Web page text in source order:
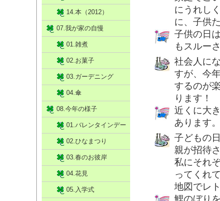
にうれし
に、子供
子供の日
もスルー
社会人に
すが、今
するのが
ります！
近くに大
あります
子どもの
親が招待
私にそれ
ってくれ
地図でレ
鯉のぼり
14.本（2012）
07.我が家の自慢
01.雑煮
02.お菓子
03.ガーデニング
04.傘
08.今年の様子
01.バレンタインデー
02.ひなまつり
03.春のお彼岸
04.花見
05.入学式